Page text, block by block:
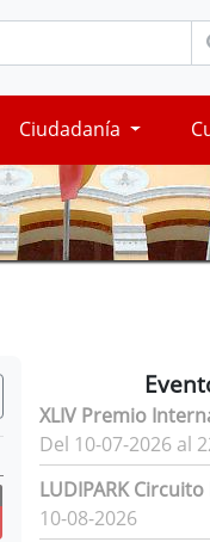
Ciudadanía
XLIV Premio
Del 10-07-2026 al
LUDIPARK
10-08-2026